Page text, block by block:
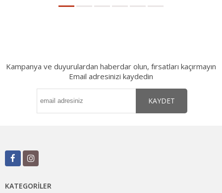
Kampanya ve duyurulardan haberdar olun, fırsatları kaçırmayın
Email adresinizi kaydedin
KAYDET
KATEGORILER